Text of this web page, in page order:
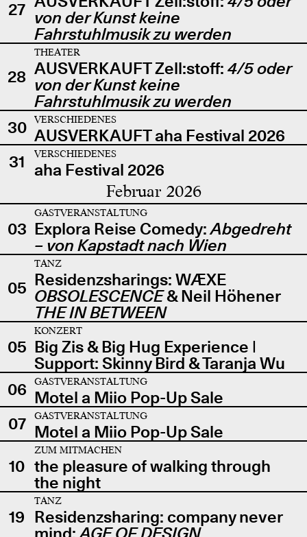
27 von der Kunst keine
Fahrstuhlmusik zu werden
28
THEATER
AUSVERKAUFT Zell:stoff: 4/5 oder
von der Kunst keine
Fahrstuhlmusik zu werden
30
VERSCHIEDENES
AUSVERKAUFT aha Festival 2026
31
VERSCHIEDENES
aha Festival 2026
Februar 2026
03
GASTVERANSTALTUNG
Explora Reise Comedy:Abgedreht
– von Kapstadt nach Wien
05
TANZ
Residenzsharings: WÆXE
OBSOLESCENCE& Neil Höhener
THE IN BETWEEN
05
KONZERT
Big Zis & Big Hug Experience |
Support: Skinny Bird & Taranja Wu
06
GASTVERANSTALTUNG
Motel a Miio Pop-Up Sale
07
GASTVERANSTALTUNG
Motel a Miio Pop-Up Sale
10
ZUM MITMACHEN
the pleasure of walking through
the night
19
TANZ
Residenzsharing: company never